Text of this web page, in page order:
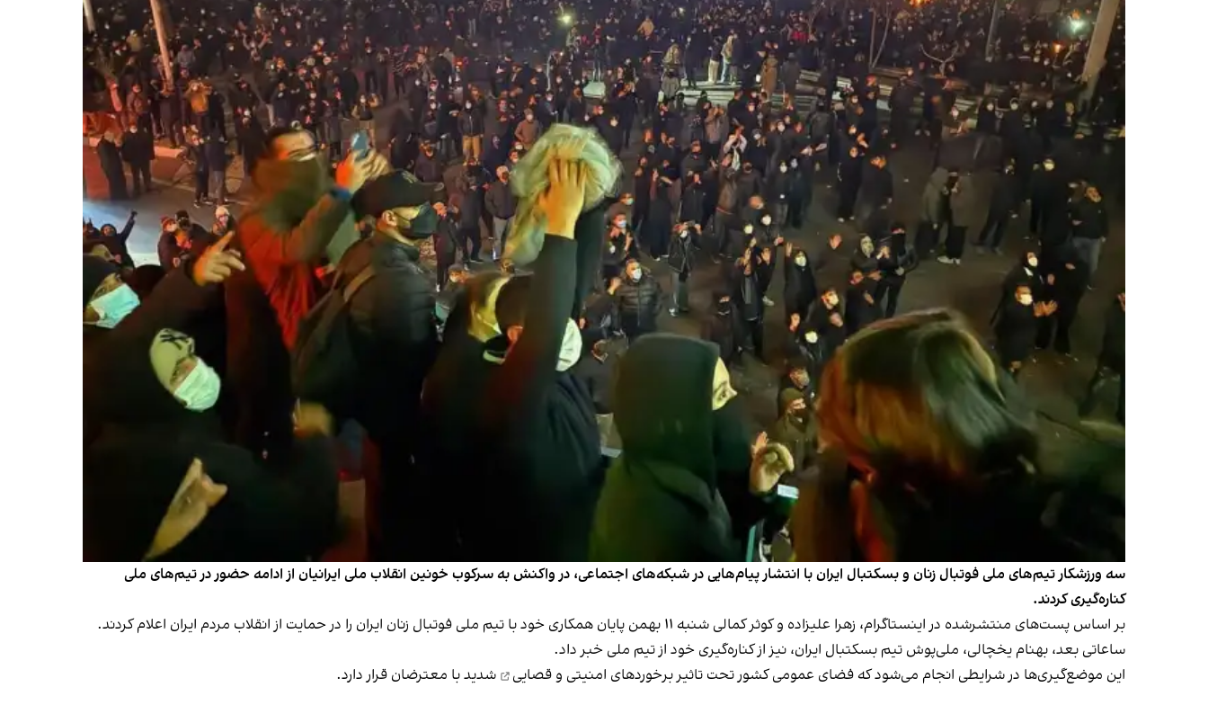
سه ورزشکار تیم‌های ملی فوتبال زنان و بسکتبال ایران با انتشار پیام‌هایی در شبکه‌های اجتماعی، در واکنش به سرکوب خونین انقلاب ملی ایرانیان از ادامه حضور در تیم‌های ملی
کناره‌گیری کردند.
بر اساس پست‌های منتشرشده در اینستاگرام، زهرا علیزاده و کوثر کمالی شنبه ۱۱ بهمن پایان همکاری خود با تیم ملی فوتبال زنان ایران را در حمایت از انقلاب مردم ایران اعلام کردند.
ساعاتی بعد، بهنام یخچالی، ملی‌پوش تیم بسکتبال ایران، نیز از کناره‌گیری خود از تیم ملی خبر داد.
این موضع‌گیری‌ها در شرایطی انجام می‌شود که فضای عمومی کشور تحت تاثیربرخوردهای امنیتی و قصایی شدید با معترضان قرار دارد.